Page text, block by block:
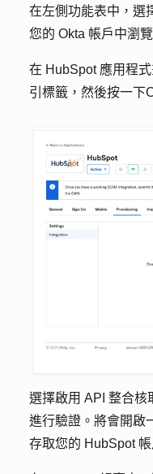
在左側功能表中，選
您的 Okta 帳戶中瀏
在 HubSpot 應用程
引標籤，然後按一下
選擇啟用 API 整合核
進行驗證 。將會開啟
存取您的 HubSpot 帳